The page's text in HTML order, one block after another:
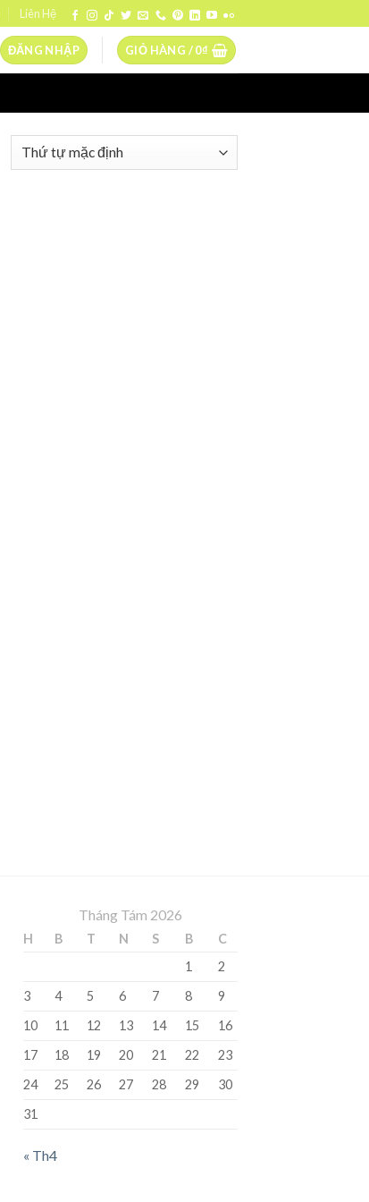
Liên Hệ
ĐĂNG NHẬP GIỎ HÀNG /0₫
Tháng Tám 2026
H B T N S B
C
1
2
3
4 5 6 7 8
9
10
11 12 13 14 15
16
17
18 19 20 21 22
23
24
25 26 27 28 29
30
31
« Th4